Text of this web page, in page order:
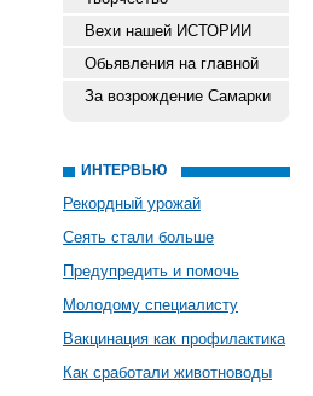
Вехи нашей ИСТОРИИ
Обьявления на главной
За возрождение Самарки
ИНТЕРВЬЮ
Рекордный урожай
Сеять стали больше
Предупредить и помочь
Молодому специалисту
Вакцинация как профилактика
Как сработали животноводы